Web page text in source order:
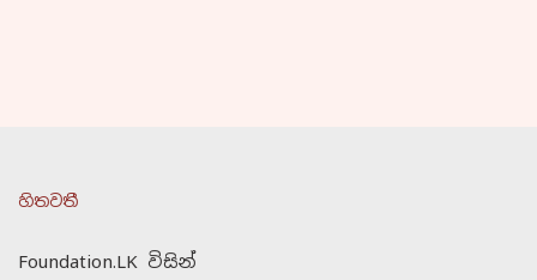
හිතවතී
Foundation.LK විසින්